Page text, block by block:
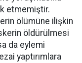
etmemiştir.
ölümüne ilişkin
öldürülmesi
da eylemi
yaptırımlara